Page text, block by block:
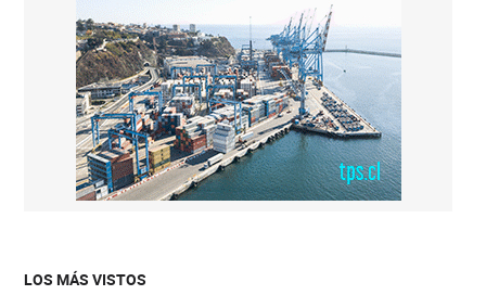
LOS MÁS VISTOS